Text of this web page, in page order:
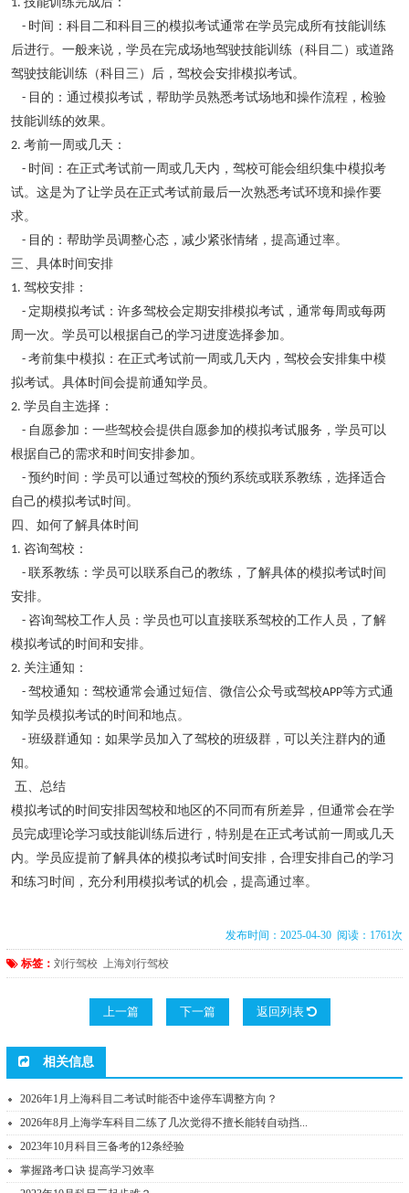
1.
- 时间：科目二和科目三的模拟考试通常在学员完成所有技能训练
后进行。一般来说，学员在完成场地驾驶技能训练（科目二）或道路
驾驶技能训练（科目三）后，驾校会安排模拟考试。
- 目的：通过模拟考试，帮助学员熟悉考试场地和操作流程，检验
技能训练的效果。
2. 考前一周或几天：
- 时间：在正式考试前一周或几天内，驾校可能会组织集中模拟考
试。这是为了让学员在正式考试前最后一次熟悉考试环境和操作要
求。
- 目的：帮助学员调整心态，减少紧张情绪，提高通过率。
三、具体时间安排
1. 驾校安排：
- 定期模拟考试：许多驾校会定期安排模拟考试，通常每周或每两
周一次。学员可以根据自己的学习进度选择参加。
- 考前集中模拟：在正式考试前一周或几天内，驾校会安排集中模
拟考试。具体时间会提前通知学员。
2. 学员自主选择：
- 自愿参加：一些驾校会提供自愿参加的模拟考试服务，学员可以
根据自己的需求和时间安排参加。
- 预约时间：学员可以通过驾校的预约系统或联系教练，选择适合
自己的模拟考试时间。
四、如何了解具体时间
1. 咨询驾校：
- 联系教练：学员可以联系自己的教练，了解具体的模拟考试时间
安排。
- 咨询驾校工作人员：学员也可以直接联系驾校的工作人员，了解
模拟考试的时间和安排。
2. 关注通知：
- 驾校通知：驾校通常会通过短信、微信公众号或驾校APP等方式通
知学员模拟考试的时间和地点。
- 班级群通知：如果学员加入了驾校的班级群，可以关注群内的通
知。
五、总结
模拟考试的时间安排因驾校和地区的不同而有所差异，但通常会在学
员完成理论学习或技能训练后进行，特别是在正式考试前一周或几天
内。学员应提前了解具体的模拟考试时间安排，合理安排自己的学习
和练习时间，充分利用模拟考试的机会，提高通过率。
发布时间：2025-04-30 阅读：1761次
标签： 刘行驾校 上海刘行驾校
上一篇 下一篇 返回列表
相关信息
2026年1月上海科目二考试时能否中途停车调整方向？
2026年8月上海学车科目二练了几次觉得不擅长能转自动挡...
2023年10月科目三备考的12条经验
掌握路考口诀 提高学习效率